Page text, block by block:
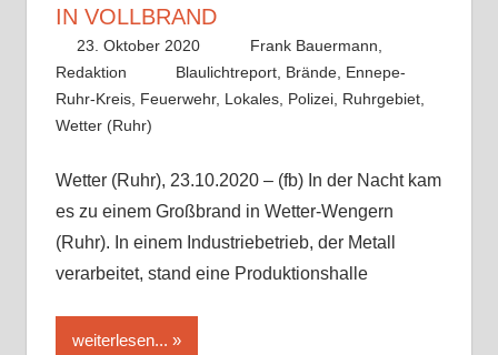
VOLLBRAND
23. Oktober 2020
Frank Bauermann,
Redaktion
Blaulichtreport Brände Ennepe-
Ruhr-Kreis, Feuerwehr, Lokales, Polizei, Ruhrgebiet,
Wetter (Ruhr)
Wetter (Ruhr), 23.10.2020 – (fb) In der Nacht kam
es zu einem Großbrand in Wetter-Wengern
(Ruhr). In einem Industriebetrieb, der Metall
verarbeitet, stand eine Produktionshalle
weiterlesen...